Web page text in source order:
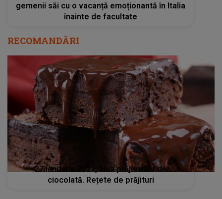
gemenii săi cu o vacanță emoționantă în Italia
înainte de facultate
RECOMANDĂRI
27 ianuarie 2021, ziua prăjiturilor de
ciocolată. Rețete de prăjituri